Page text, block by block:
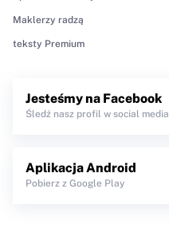
Maklerzy radzą
teksty Premium
Jesteśmy na Facebook
Śledź nasz profil w social media
Aplikacja Android
Pobierz z Google Play